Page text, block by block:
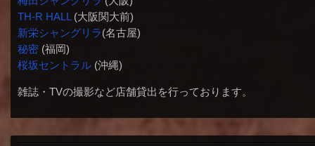
TH-R HALL(大阪関大前)
新栄シャングリラ(名古屋)
秘密(福岡)
桜坂セントラル(沖縄)
雑誌・TVの撮影など店舗貸出を行っております。